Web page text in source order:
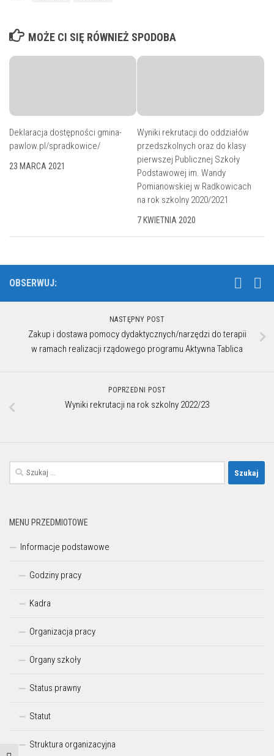
MOŻE CI SIĘ RÓWNIEŻ SPODOBA
Deklaracja dostępności gmina-
pawlow.pl/spradkowice/
23 MARCA 2021
Wyniki rekrutacji do oddziałów
przedszkolnych oraz do klasy
pierwszej Publicznej Szkoły
Podstawowej im. Wandy
Pomianowskiej w Radkowicach
na rok szkolny 2020/2021
7 KWIETNIA 2020
OBSERWUJ:
NASTĘPNY POST
Zakup i dostawa pomocy dydaktycznych/narzędzi do terapii
w ramach realizacji rządowego programu Aktywna Tablica
POPRZEDNI POST
Wyniki rekrutacji na rok szkolny 2022/23
Szukaj:
MENU PRZEDMIOTOWE
Informacje podstawowe
Godziny pracy
Kadra
Organizacja pracy
Organy szkoły
Status prawny
Statut
Struktura organizacyjna